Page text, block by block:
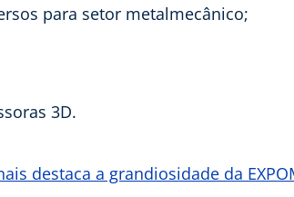
para setor metalmecânico;
3D.
destaca a grandiosidade da